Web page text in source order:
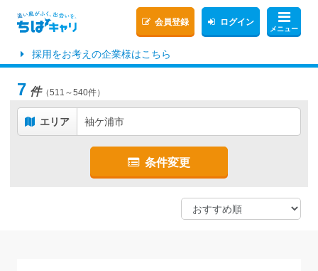
メニュー
会員登録 ログイン
採用をお考えの企業様はこちら
7 件（511～540件）
エリア 袖ケ浦市
条件変更